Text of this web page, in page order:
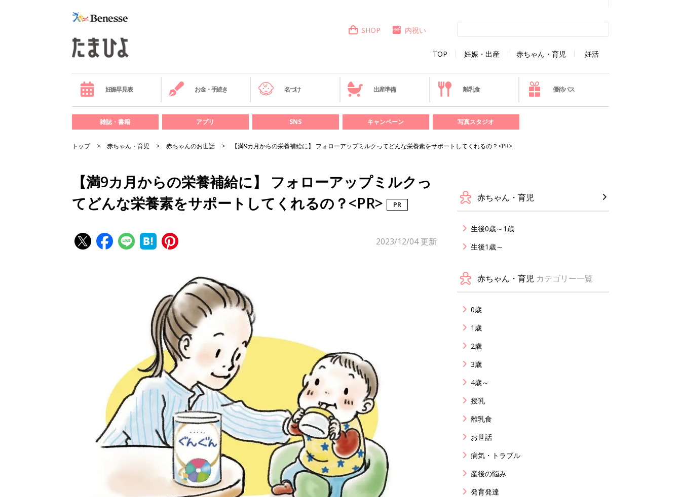
TOP 妊娠・出産 赤ちゃん・育児 妊活
SHOP 内祝い
妊娠早見表 お金・手続き 名づけ 出産準備 離乳食 優待パス
雑誌・書籍 アプリ SNS キャンペーン 写真スタジオ
トップ 赤ちゃん・育児 赤ちゃんのお世話 【満9カ月からの栄養補給に】 フォローアップミルクってどんな栄養素をサポートしてくれるの？<PR>
【満9カ月からの栄養補給に】 フォローアップミルクっ
てどんな栄養素をサポートしてくれるの？<PR>
2023/12/04更新
赤ちゃん・育児
生後0歳～1歳
生後1歳～
赤ちゃん・育児 カテゴリー一覧
0歳
1歳
2歳
3歳
4歳～
授乳
離乳食
お世話
病気・トラブル
産後の悩み
発育発達